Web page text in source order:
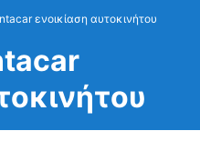
ενοικίαση αυτοκινήτου